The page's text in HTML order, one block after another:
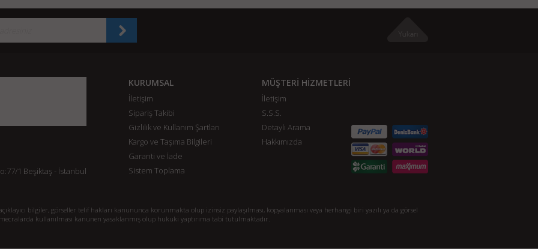
1 Beşiktaş - İstanbul
KURUMSAL
İletişim
Sipariş Takibi
Gizlilik ve Kullanım Şartları
Kargo ve Taşıma Bilgileri
Garanti ve İade
Sistem Toplama
MÜŞTERİ HİZMETLERİ
İletişim
S.S.S.
Detaylı Arama
Hakkımızda
bilgiler, görseller telif hakları kanununca korunmakta olup izinsiz paylaşılması, kopyalanması veya herhangi biri yazılı ya da görsel
mecralarda kullanılması kanunen yasaklanmış olup hukuki yaptırıma tabi tutulmaktadır.